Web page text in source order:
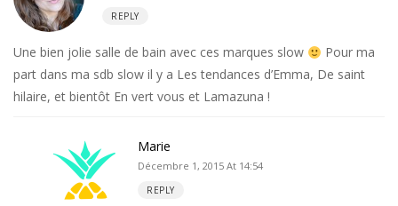
REPLY
Une bien jolie salle de bain avec ces marques slow
Pour ma
part dans ma sdb slow il y a Les tendances d’Emma, De saint
hilaire, et bientôt En vert vous et Lamazuna !
Marie
Décembre 1, 2015 At 14:54
REPLY